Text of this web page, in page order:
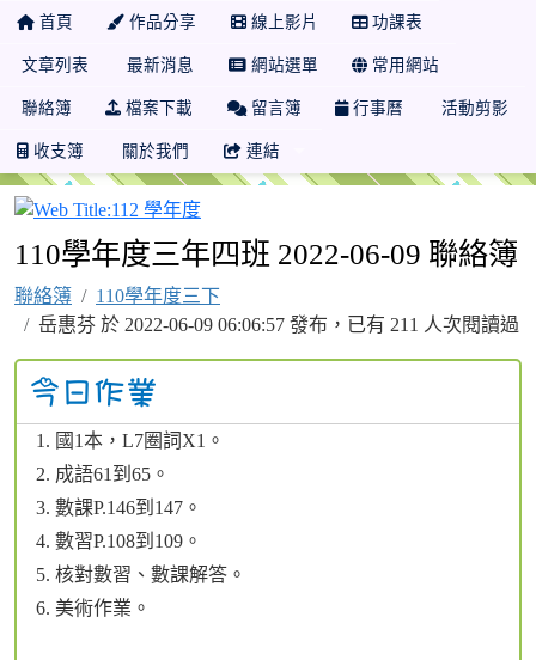
首頁 作品分享 線上影片 功課表
文章列表 最新消息 網站選單 常用網站
聯絡簿 檔案下載 留言簿 行事曆 活動剪影
收支簿 關於我們 連結
112 學年度
110學年度三年四班 2022-06-09 聯絡簿
聯絡簿
110學年度三下
岳惠芬 於 2022-06-09 06:06:57 發布，已有 211 人次閱讀過
國1本，L7圈詞X1。
成語61到65。
數課P.146到147。
數習P.108到109。
核對數習、數課解答。
美術作業。